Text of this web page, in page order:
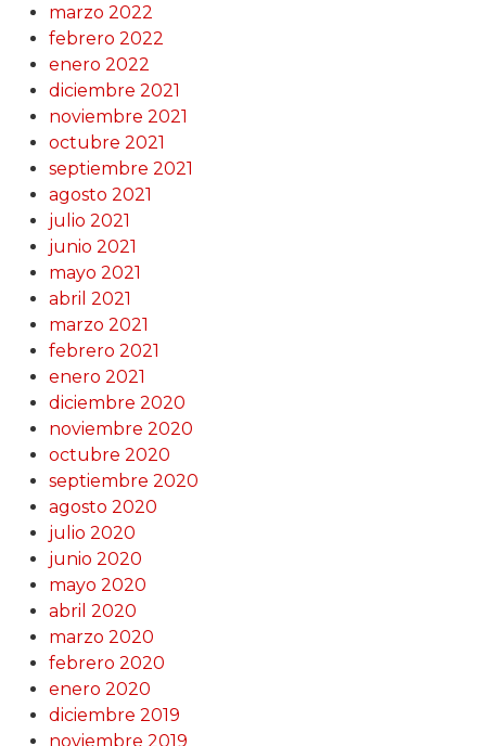
marzo 2022
febrero 2022
enero 2022
diciembre 2021
noviembre 2021
octubre 2021
septiembre 2021
agosto 2021
julio 2021
junio 2021
mayo 2021
abril 2021
marzo 2021
febrero 2021
enero 2021
diciembre 2020
noviembre 2020
octubre 2020
septiembre 2020
agosto 2020
julio 2020
junio 2020
mayo 2020
abril 2020
marzo 2020
febrero 2020
enero 2020
diciembre 2019
noviembre 2019